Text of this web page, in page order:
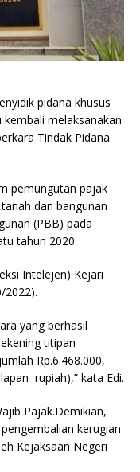
pidana khusus
melaksanakan
Tindak Pidana
pemungutan pajak
dan bangunan
(PBB) pada
tahun 2020.
Intelejen) Kejari
2022).
yang berhasil
titipan
Rp.6.468.000,
rupiah),” kata Edi.
Pajak.Demikian,
kerugian
Kejaksaan Negeri